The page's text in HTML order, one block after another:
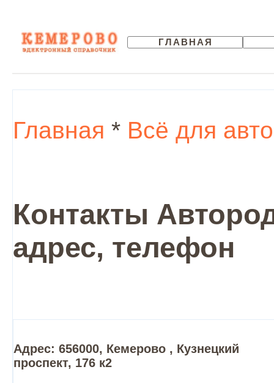
ГЛАВНАЯ
Главная * Всё для
Контакты
адрес, телефон
Адрес: 656000, Кемерово , Кузнецкий
проспект, 176 к2